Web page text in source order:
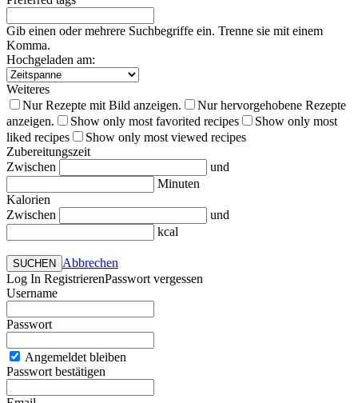
Gib einen oder mehrere Suchbegriffe ein. Trenne sie mit einem
Komma.
Hochgeladen am:
Weiteres
Nur Rezepte mit Bild anzeigen.
Nur hervorgehobene Rezepte
anzeigen.
Show only most favorited recipes
Show only most
liked recipes
Show only most viewed recipes
Zubereitungszeit
Zwischen
und
Minuten
Kalorien
Zwischen
und
kcal
SUCHEN
Abbrechen
Log In RegistrierenPasswort vergessen
Username
Passwort
Angemeldet bleiben
Passwort bestätigen